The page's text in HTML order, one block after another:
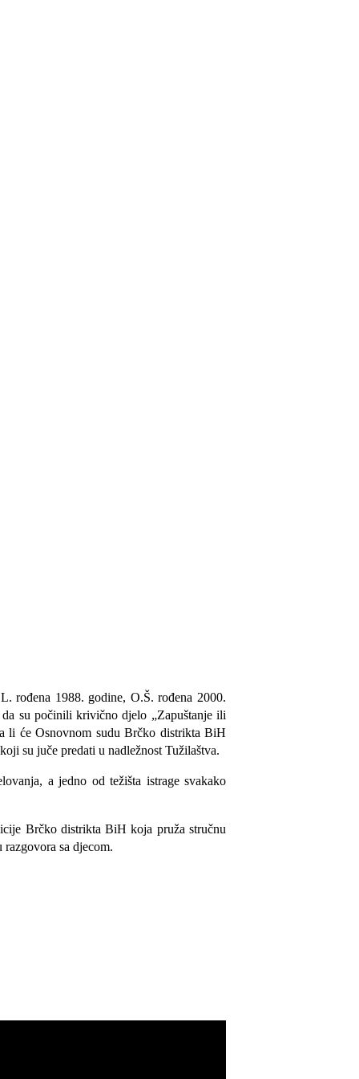
rođena 1988. godine, O.Š. rođena 2000.
su počinili krivično djelo „Zapuštanje ili
li će Osnovnom sudu Brčko distrikta BiH
su juče predati u nadležnost Tužilaštva.
a jedno od težišta istrage svakako
Brčko distrikta BiH koja pruža stručnu
sa djecom.